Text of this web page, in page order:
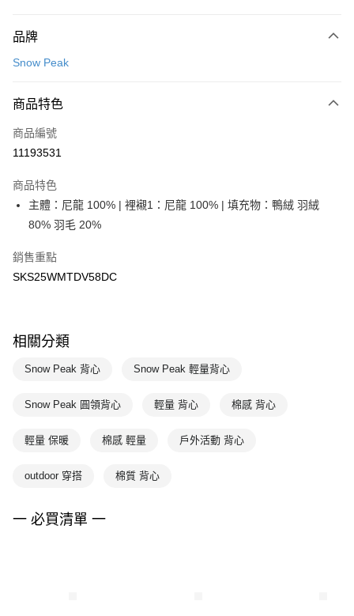
信用卡一次付款
Apple Pay
悠遊付
7-11取貨(快速到店)
每筆NT$100，滿NT$1,500(含以上)免運費
宅配-本島
每筆NT$100，滿NT$1,500(含以上)免運費
品牌
Snow Peak
商品特色
商品編號
11193531
商品特色
主體：尼龍 100% | 裡襯1：尼龍 100% | 填充物：鴨絨 羽絨
80% 羽毛 20%
銷售重點
SKS25WMTDV58DC
相關分類
Snow Peak 背心 Snow Peak 輕量背心
Snow Peak 圓領背心 輕量 背心 棉感 背心
輕量 保暖 棉感 輕量 戶外活動 背心
outdoor 穿搭 棉質 背心
一 必買清單 一